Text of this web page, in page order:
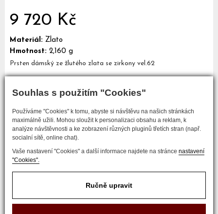
Souhlas s použitím "Cookies"
Používáme "Cookies" k tomu, abyste si návštěvu na našich stránkách
maximálně užili. Mohou sloužit k personalizaci obsahu a reklam, k
analýze návštěvnosti a ke zobrazení různých pluginů třetích stran (např.
socialní sítě, online chat).
Vaše nastavení "Cookies" a další informace najdete na stránce nastavení
"Cookies".
Ručně upravit
9 720 Kč
Materiál: Zlato
Hmotnost: 2,160 g
Prsten dámský ze žlutého zlata se zirkony vel.62
COPYRIGHT © 2017 ZLATNICTVÍ NEŠKUDLA